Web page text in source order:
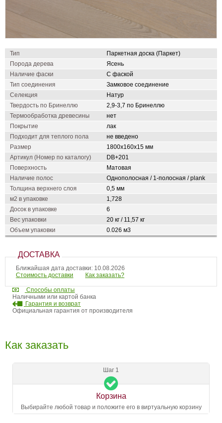
Тип
Паркетная доска (Паркет)
Порода дерева
Ясень
Наличие фаски
С фаской
Тип соединения
Замковое соединение
Селекция
Натур
Твердость по Бринеллю
2,9-3,7 по Бринеллю
Термообработка древесины
нет
Покрытие
лак
Подходит для теплого пола
не введено
Размер
1800х160х15 мм
Артикул (Номер по каталогу)
DB+201
Поверхность
Матовая
Наличие полос
Однополосная / 1-полосная / plank
Толщина верхнего слоя
0,5 мм
м2 в упаковке
1,728
Досок в упаковке
6
Вес упаковки
20 кг / 11,57 кг
Объем упаковки
0.026 м3
ДОСТАВКА
Ближайшая дата доставки: 10.08.2026
Стоимость доставки
Как заказать?
Способы оплаты
Наличными или картой банка
Гарантия и возврат
Официальная гарантия от производителя
Как заказать
Шаг 1
Корзина
Выбирайте любой товар и положите его в виртуальную корзину